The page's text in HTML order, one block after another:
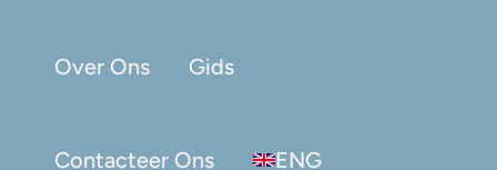
Over Ons Gids
Contacteer Ons ENG